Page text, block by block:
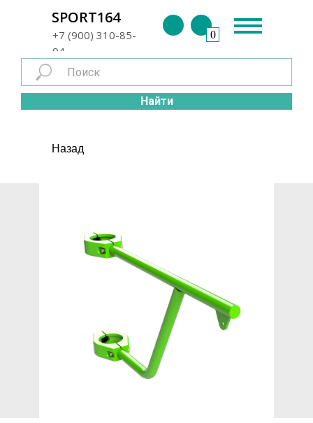
+7 (900) 310-85-
94
SPORT164
0
Найти
Назад